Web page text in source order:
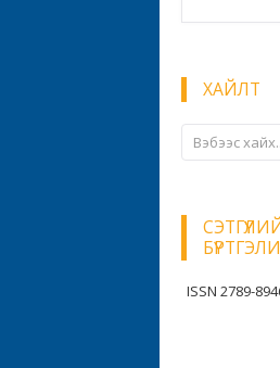
ХАЙЛТ
ISSN 2789-